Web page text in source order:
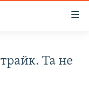
Та не